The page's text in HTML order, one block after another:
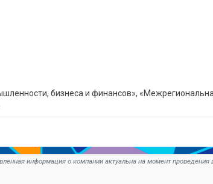
бизнеса и финансов»,
информация о компании актуальна на момент проведения